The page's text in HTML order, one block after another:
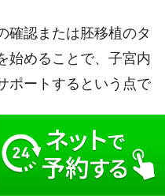
確認または胚移植のタ
始めることで、子宮内
ポートするという点で
「いつから飲めばよい
しれませんが、通院先